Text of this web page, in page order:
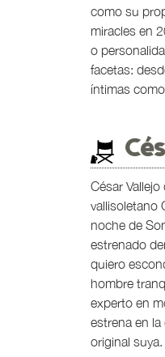
como su
miracles en
o
facetas:
íntimas
César
vallisoletano
noche de
estrenado
quiero
hombre
experto en
estrena en la
original suya.